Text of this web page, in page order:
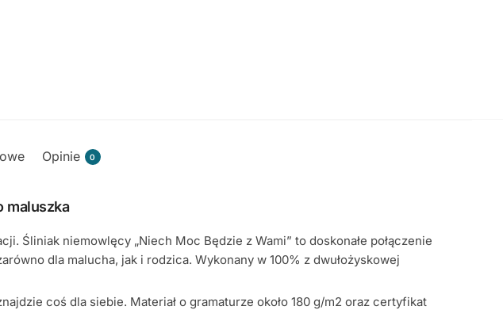
Opinie 0
maluszka
Śliniak niemowlęcy „Niech Moc Będzie z Wami” to doskonałe połączenie
dla malucha, jak i rodzica. Wykonany w 100% z dwułożyskowej
coś dla siebie. Materiał o gramaturze około 180 g/m2 oraz certyfikat